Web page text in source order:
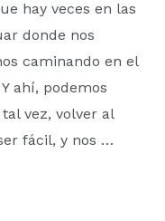
hay veces en las
donde nos
caminando en el
ahí, podemos
vez, volver al
fácil, y nos …